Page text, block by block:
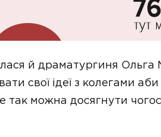
й драматургиня
свої ідеї з колегами
так можна досягнути